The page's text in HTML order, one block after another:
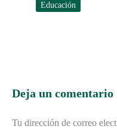
Educación
Deja un comentario
Tu dirección de correo